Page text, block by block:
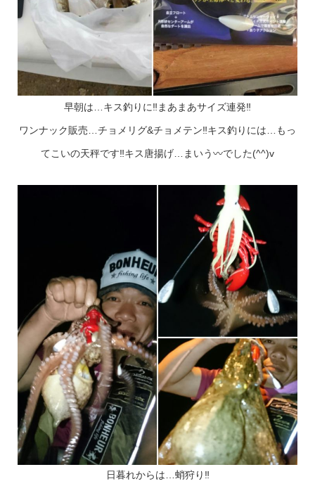
早朝は…キス釣りに‼まあまあサイズ連発‼
ワンナック販売…チョメリグ&チョメテン‼キス釣りには…もっ
てこいの天秤です‼キス唐揚げ…まいう〰でした(^^)v
日暮れからは…蛸狩り‼